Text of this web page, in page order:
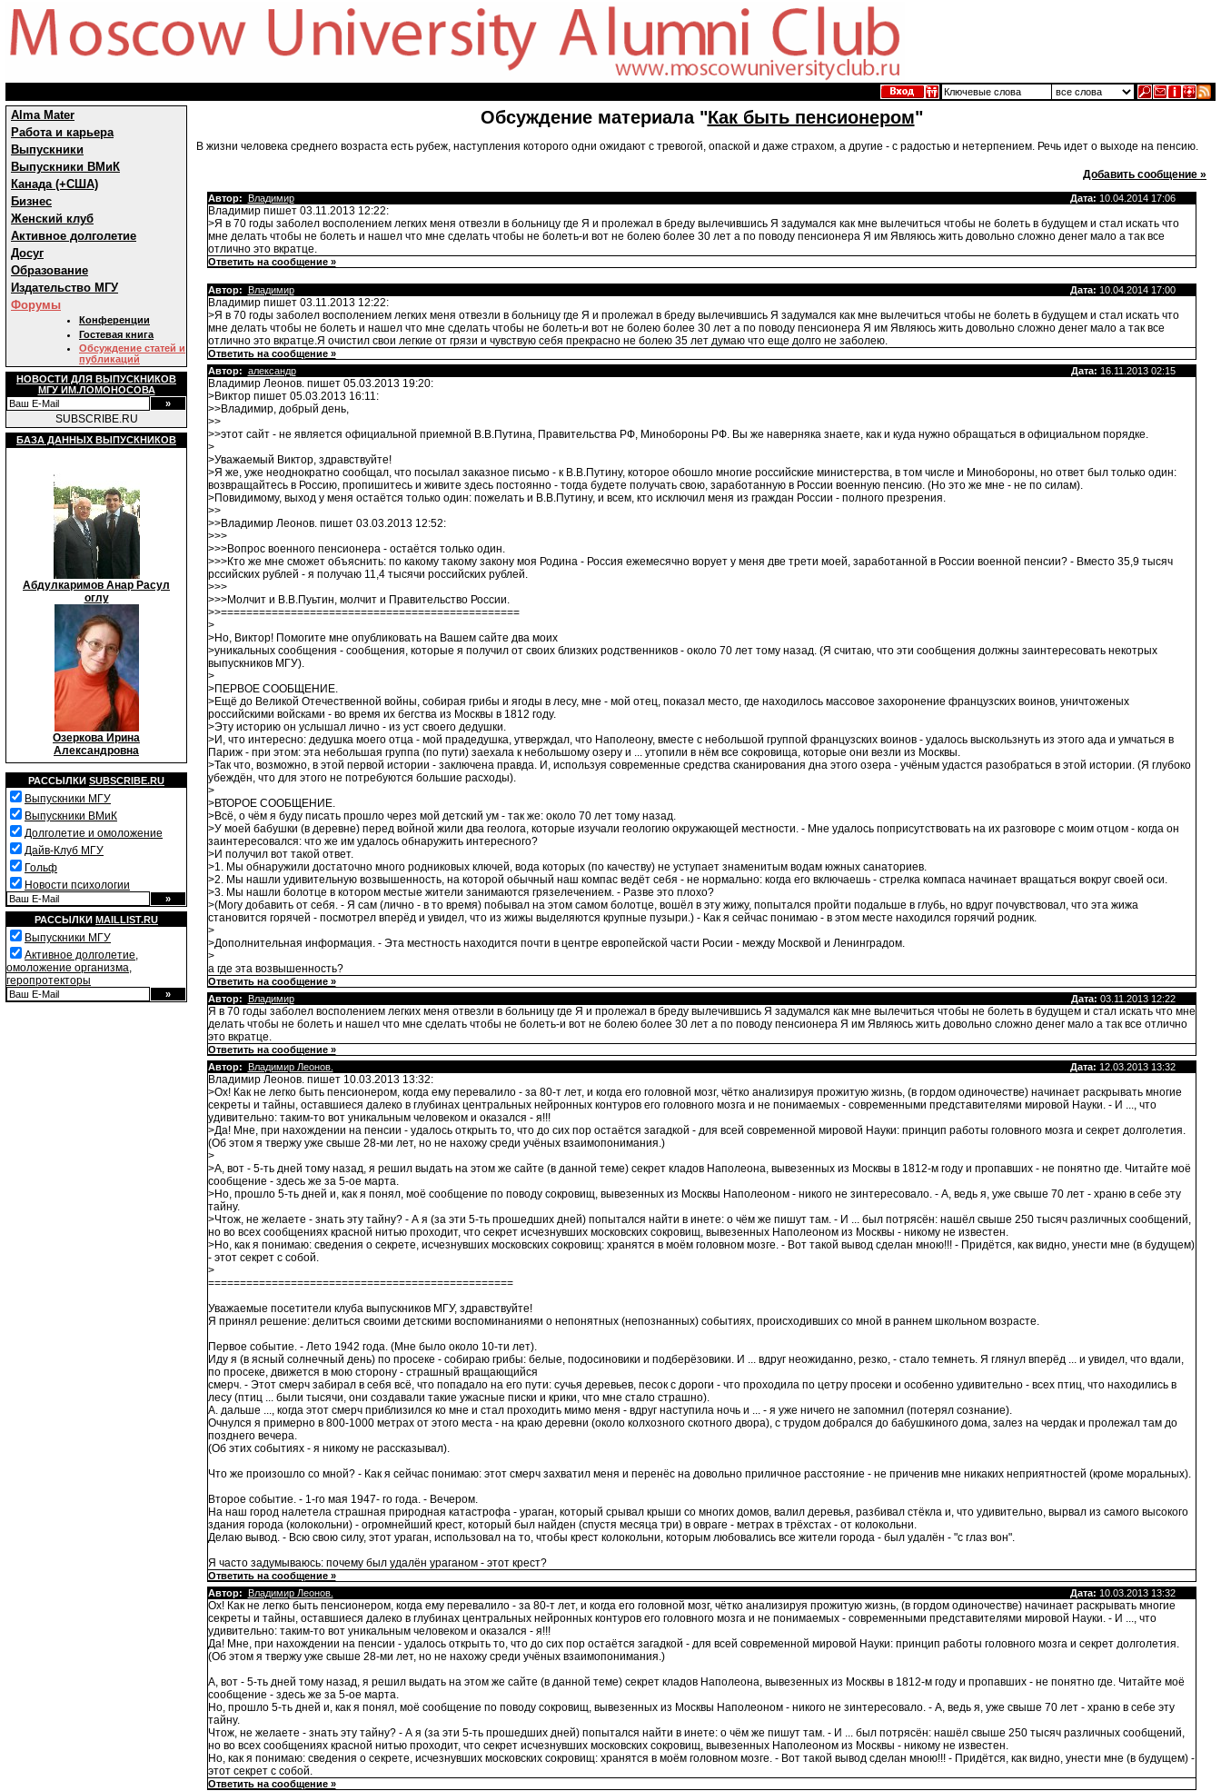
Alma Mater
Работа и карьера
Выпускники
Выпускники ВМиК
Канада (+США)
Бизнес
Женский клуб
Активное долголетие
Досуг
Образование
Издательство МГУ
Форумы
Конференции
Гостевая книга
Обсуждение статей и
публикаций
НОВОСТИ ДЛЯ ВЫПУСКНИКОВ
МГУ ИМ.ЛОМОНОСОВА
SUBSCRIBE.RU
БАЗА ДАННЫХ ВЫПУСКНИКОВ
Абдулкаримов Анар Расул
оглу
Озеркова Ирина
Александровна
РАССЫЛКИ SUBSCRIBE.RU
Выпускники МГУ
Выпускники ВМиК
Долголетие и омоложение
Дайв-Клуб МГУ
Гольф
Новости психологии
РАССЫЛКИ MAILLIST.RU
Выпускники МГУ
Активное долголетие,
омоложение организма,
геропротекторы
Обсуждение материала "Как быть пенсионером"
В жизни человека среднего возраста есть рубеж, наступления которого одни ожидают с тревогой, опаской и даже страхом, а другие - с радостью и нетерпением. Речь идет о выходе на пенсию.
Добавить сообщение »
Автор: Владимир Дата: 10.04.2014 17:06
Владимир пишет 03.11.2013 12:22:
>Я в 70 годы заболел восполением легких меня отвезли в больницу где Я и пролежал в бреду вылечившись Я задумался как мне вылечиться чтобы не болеть в будущем и стал искать что
мне делать чтобы не болеть и нашел что мне сделать чтобы не болеть-и вот не болею более 30 лет а по поводу пенсионера Я им Являюсь жить довольно сложно денег мало а так все
отлично это вкратце.
Ответить на сообщение »
Автор: Владимир Дата: 10.04.2014 17:00
Владимир пишет 03.11.2013 12:22:
>Я в 70 годы заболел восполением легких меня отвезли в больницу где Я и пролежал в бреду вылечившись Я задумался как мне вылечиться чтобы не болеть в будущем и стал искать что
мне делать чтобы не болеть и нашел что мне сделать чтобы не болеть-и вот не болею более 30 лет а по поводу пенсионера Я им Являюсь жить довольно сложно денег мало а так все
отлично это вкратце.Я очистил свои легкие от грязи и чувствую себя прекрасно не болею 35 лет думаю что еще долго не заболею.
Ответить на сообщение »
Автор: александр Дата: 16.11.2013 02:15
Владимир Леонов. пишет 05.03.2013 19:20:
>Виктор пишет 05.03.2013 16:11:
>>Владимир, добрый день,
>>
>>этот сайт - не является официальной приемной В.В.Путина, Правительства РФ, Минобороны РФ. Вы же наверняка знаете, как и куда нужно обращаться в официальном порядке.
>
>Уважаемый Виктор, здравствуйте!
>Я же, уже неоднократно сообщал, что посылал заказное письмо - к В.В.Путину, которое обошло многие российские министерства, в том числе и Минобороны, но ответ был только один:
возвращайтесь в Россию, пропишитесь и живите здесь постоянно - тогда будете получать свою, заработанную в России военную пенсию. (Но это же мне - не по силам).
>Повидимому, выход у меня остаётся только один: пожелать и В.В.Путину, и всем, кто исключил меня из граждан России - полного презрения.
>>
>>Владимир Леонов. пишет 03.03.2013 12:52:
>>>
>>>Вопрос военного пенсионера - остаётся только один.
>>>Кто же мне сможет объяснить: по какому такому закону моя Родина - Россия ежемесячно ворует у меня две трети моей, заработанной в России военной пенсии? - Вместо 35,9 тысяч
рссийских рублей - я получаю 11,4 тысячи российских рублей.
>>>
>>>Молчит и В.В.Пуьтин, молчит и Правительство России.
>>===============================================
>
>Но, Виктор! Помогите мне опубликовать на Вашем сайте два моих
>уникальных сообщения - сообщения, которые я получил от своих близких родственников - около 70 лет тому назад. (Я считаю, что эти сообщения должны заинтересовать некотрых
выпускников МГУ).
>
>ПЕРВОЕ СООБЩЕНИЕ.
>Ещё до Великой Отечественной войны, собирая грибы и ягоды в лесу, мне - мой отец, показал место, где находилось массовое захоронение французских воинов, уничтоженых
российскими войсками - во время их бегства из Москвы в 1812 году.
>Эту историю он услышал лично - из уст своего дедушки.
>И, что интересно: дедушка моего отца - мой прадедушка, утверждал, что Наполеону, вместе с небольшой группой французских воинов - удалось выскользнуть из этого ада и умчаться в
Париж - при этом: эта небольшая группа (по пути) заехала к небольшому озеру и ... утопили в нём все сокровища, которые они везли из Москвы.
>Так что, возможно, в этой первой истории - заключена правда. И, используя современные средства сканирования дна этого озера - учёным удастся разобраться в этой истории. (Я глубоко
убеждён, что для этого не потребуются большие расходы).
>
>ВТОРОЕ СООБЩЕНИЕ.
>Всё, о чём я буду писать прошло через мой детский ум - так же: около 70 лет тому назад.
>У моей бабушки (в деревне) перед войной жили два геолога, которые изучали геологию окружающей местности. - Мне удалось поприсутствовать на их разговоре с моим отцом - когда он
заинтересовался: что же им удалось обнаружить интересного?
>И получил вот такой ответ.
>1. Мы обнаружили достаточно много родниковых ключей, вода которых (по качеству) не уступает знаменитым водам южных санаториев.
>2. Мы нашли удивительную возвышенность, на которой обычный наш компас ведёт себя - не нормально: когда его включаешь - стрелка компаса начинает вращаться вокруг своей оси.
>3. Мы нашли болотце в котором местые жители занимаются грязелечением. - Разве это плохо?
>(Могу добавить от себя. - Я сам (лично - в то время) побывал на этом самом болотце, вошёл в эту жижу, попытался пройти подальше в глубь, но вдруг почувствовал, что эта жижа
становится горячей - посмотрел вперёд и увидел, что из жижы выделяются крупные пузыри.) - Как я сейчас понимаю - в этом месте находился горячий родник.
>
>Дополнительная информация. - Эта местность находится почти в центре европейской части Росии - между Москвой и Ленинградом.
>
а где эта возвышенность?
Ответить на сообщение »
Автор:
Владимир Дата: 03.11.2013 12:22
Я в 70 годы заболел восполением легких меня отвезли в больницу где Я и пролежал в бреду вылечившись Я задумался как мне вылечиться чтобы не болеть в будущем и стал искать что мне
делать чтобы не болеть и нашел что мне сделать чтобы не болеть-и вот не болею более 30 лет а по поводу пенсионера Я им Являюсь жить довольно сложно денег мало а так все отлично
это вкратце.
Ответить на сообщение »
Автор:
Владимир Леонов. Дата: 12.03.2013 13:32
Владимир Леонов. пишет 10.03.2013 13:32:
>Ох! Как не легко быть пенсионером, когда ему перевалило - за 80-т лет, и когда его головной мозг, чётко анализируя прожитую жизнь, (в гордом одиночестве) начинает раскрывать многие
секреты и тайны, оставшиеся далеко в глубинах центральных нейронных контуров его головного мозга и не понимаемых - современными представителями мировой Науки. - И ..., что
удивительно: таким-то вот уникальным человеком и оказался - я!!!
>Да! Мне, при нахождении на пенсии - удалось открыть то, что до сих пор остаётся загадкой - для всей современной мировой Науки: принцип работы головного мозга и секрет долголетия.
(Об этом я твержу уже свыше 28-ми лет, но не нахожу среди учёных взаимопонимания.)
>
>А, вот - 5-ть дней тому назад, я решил выдать на этом же сайте (в данной теме) секрет кладов Наполеона, вывезенных из Москвы в 1812-м году и пропавших - не понятно где. Читайте моё
сообщение - здесь же за 5-ое марта.
>Но, прошло 5-ть дней и, как я понял, моё сообщение по поводу сокровищ, вывезенных из Москвы Наполеоном - никого не зинтересовало. - А, ведь я, уже свыше 70 лет - храню в себе эту
тайну.
>Чтож, не желаете - знать эту тайну? - А я (за эти 5-ть прошедших дней) попытался найти в инете: о чём же пишут там. - И ... был потрясён: нашёл свыше 250 тысяч различных сообщений,
но во всех сообщениях красной нитью проходит, что секрет исчезнувших московских сокровищ, вывезенных Наполеоном из Москвы - никому не известен.
>Но, как я понимаю: сведения о секрете, исчезнувших московских сокровищ: хранятся в моём головном мозге. - Вот такой вывод сделан мною!!! - Придётся, как видно, унести мне (в будущем)
- этот секрет с собой.
>
================================================
Уважаемые посетители клуба выпускников МГУ, здравствуйте!
Я принял решение: делиться своими детскими воспоминаниями о непонятных (непознанных) событиях, происходивших со мной в раннем школьном возрасте.
Первое событие. - Лето 1942 года. (Мне было около 10-ти лет).
Иду я (в ясный солнечный день) по просеке - собираю грибы: белые, подосиновики и подберёзовики. И ... вдруг неожиданно, резко, - стало темнеть. Я глянул вперёд ... и увидел, что вдали,
по просеке, движется в мою сторону - страшный вращающийся
смерч. - Этот смерч забирал в себя всё, что попадало на его пути: сучья деревьев, песок с дороги - что проходила по цетру просеки и особенно удивительно - всех птиц, что находились в
лесу (птиц ... были тысячи, они создавали такие ужасные писки и крики, что мне стало страшно).
А. дальше ..., когда этот смерч приблизился ко мне и стал проходить мимо меня - вдруг наступила ночь и ... - я уже ничего не запомнил (потерял сознание).
Очнулся я примерно в 800-1000 метрах от этого места - на краю деревни (около колхозного скотного двора), с трудом добрался до бабушкиного дома, залез на чердак и пролежал там до
позднего вечера.
(Об этих событиях - я никому не рассказывал).
Что же произошло со мной? - Как я сейчас понимаю: этот смерч захватил меня и перенёс на довольно приличное расстояние - не приченив мне никаких неприятностей (кроме моральных).
Второе событие. - 1-го мая 1947- го года. - Вечером.
На наш город налетела страшная природная катастрофа - ураган, который срывал крыши со многих домов, валил деревья, разбивал стёкла и, что удивительно, вырвал из самого высокого
здания города (колокольни) - огромнейший крест, который был найден (спустя месяца три) в овраге - метрах в трёхстах - от колокольни.
Делаю вывод. - Всю свою силу, этот ураган, использовал на то, чтобы крест колокольни, которым любовались все жители города - был удалён - "с глаз вон".
Я часто задумываюсь: почему был удалён ураганом - этот крест?
Ответить на сообщение »
Автор:
Владимир Леонов. Дата: 10.03.2013 13:32
Ох! Как не легко быть пенсионером, когда ему перевалило - за 80-т лет, и когда его головной мозг, чётко анализируя прожитую жизнь, (в гордом одиночестве) начинает раскрывать многие
секреты и тайны, оставшиеся далеко в глубинах центральных нейронных контуров его головного мозга и не понимаемых - современными представителями мировой Науки. - И ..., что
удивительно: таким-то вот уникальным человеком и оказался - я!!!
Да! Мне, при нахождении на пенсии - удалось открыть то, что до сих пор остаётся загадкой - для всей современной мировой Науки: принцип работы головного мозга и секрет долголетия.
(Об этом я твержу уже свыше 28-ми лет, но не нахожу среди учёных взаимопонимания.)
А, вот - 5-ть дней тому назад, я решил выдать на этом же сайте (в данной теме) секрет кладов Наполеона, вывезенных из Москвы в 1812-м году и пропавших - не понятно где. Читайте моё
сообщение - здесь же за 5-ое марта.
Но, прошло 5-ть дней и, как я понял, моё сообщение по поводу сокровищ, вывезенных из Москвы Наполеоном - никого не зинтересовало. - А, ведь я, уже свыше 70 лет - храню в себе эту
тайну.
Чтож, не желаете - знать эту тайну? - А я (за эти 5-ть прошедших дней) попытался найти в инете: о чём же пишут там. - И ... был потрясён: нашёл свыше 250 тысяч различных сообщений,
но во всех сообщениях красной нитью проходит, что секрет исчезнувших московских сокровищ, вывезенных Наполеоном из Москвы - никому не известен.
Но, как я понимаю: сведения о секрете, исчезнувших московских сокровищ: хранятся в моём головном мозге. - Вот такой вывод сделан мною!!! - Придётся, как видно, унести мне (в будущем) -
этот секрет с собой.
Ответить на сообщение »